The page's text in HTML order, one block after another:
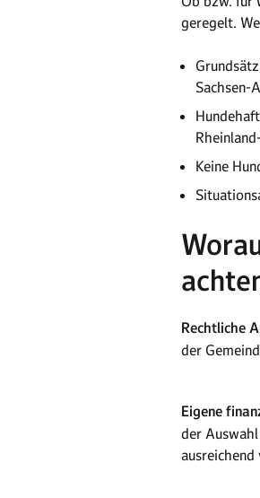
geregelt.
Sachsen-
Keine
Rechtliche
der
Eigene
der